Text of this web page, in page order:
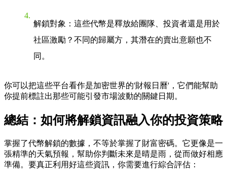
解鎖對象 ：這些代幣是釋放給團隊、投資者還是用於
社區激勵？不同的歸屬方，其潛在的賣出意願也不
同。
你可以把這些平台看作是加密世界的'財報日曆'，它們能幫助
你提前標註出那些可能引發市場波動的關鍵日期。
總結：如何將解鎖資訊融入你的投資策略
掌握了代幣解鎖的數據，不等於掌握了財富密碼。它更像是一
張精準的天氣預報，幫助你判斷未來是晴是雨，從而做好相應
準備。要真正利用好這些資訊，你需要進行綜合評估：